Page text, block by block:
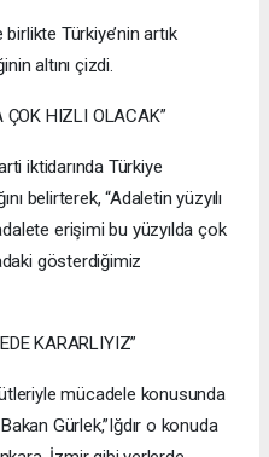
Türkiye’nin artık
altını çizdi.
ÇOK HIZLI OLACAK”
iktidarında Türkiye
belirterek, “Adaletin yüzyılı
erişimi bu yüzyılda çok
gösterdiğimiz
KARARLIYIZ”
mücadele konusunda
Gürlek,”Iğdır o konuda